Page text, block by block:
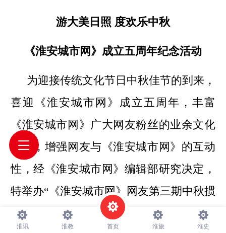
游大美日照 度欢乐中秋
《淮安城市网》成立五周年纪念活动
为迎接传统文化节日中秋佳节的到来，
喜迎《淮安城市网》成立五周年，丰富
《淮安城市网》广大网友粉丝的业余文化
生活，增强网友与《淮安城市网》的互动
性，经《淮安城市网》编辑部研究决定，
特举办“《淮安城市网》网友第三期中秋掼
蛋旅游系列联谊会暨《淮安城市网》成立
淮讯 淮教 首页 淮旅 淮史